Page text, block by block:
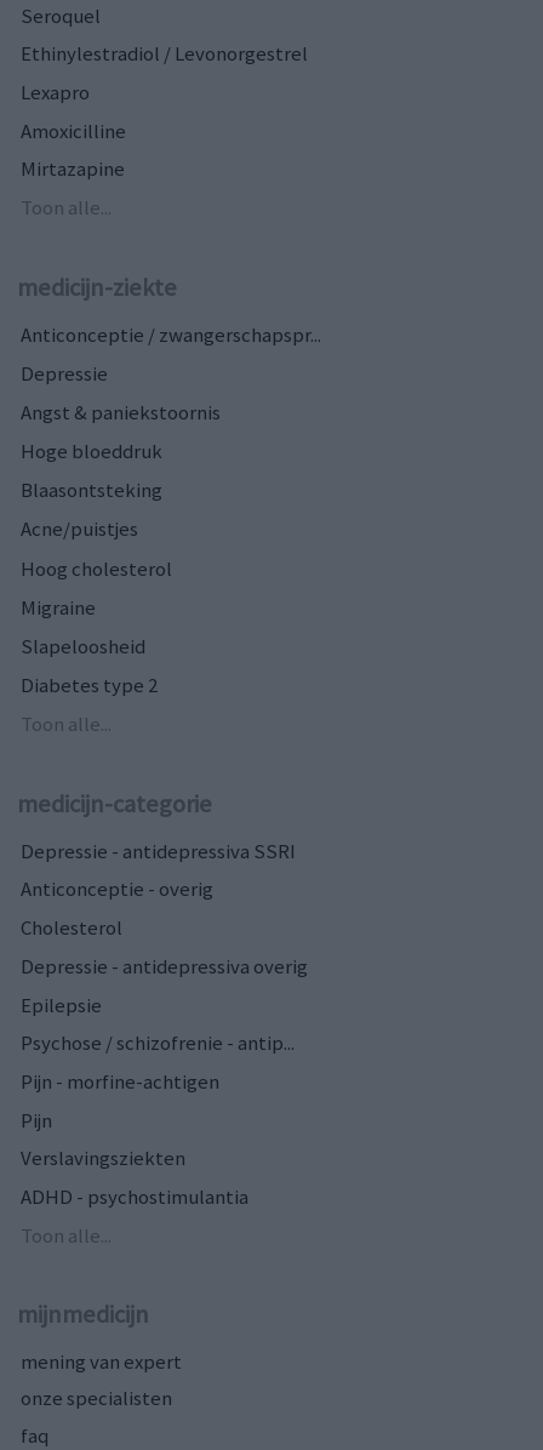
Seroquel
Ethinylestradiol / Levonorgestrel
Lexapro
Amoxicilline
Mirtazapine
Toon alle...
medicijn-ziekte
Anticonceptie / zwangerschapspr...
Depressie
Angst & paniekstoornis
Hoge bloeddruk
Blaasontsteking
Acne/puistjes
Hoog cholesterol
Migraine
Slapeloosheid
Diabetes type 2
Toon alle...
medicijn-categorie
Depressie - antidepressiva SSRI
Anticonceptie - overig
Cholesterol
Depressie - antidepressiva overig
Epilepsie
Psychose / schizofrenie - antip...
Pijn - morfine-achtigen
Pijn
Verslavingsziekten
ADHD - psychostimulantia
Toon alle...
mijnmedicijn
mening van expert
onze specialisten
faq